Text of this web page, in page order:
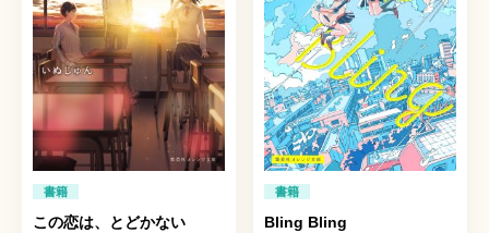
書籍
この恋は、とどかない
書籍
Bling Bling